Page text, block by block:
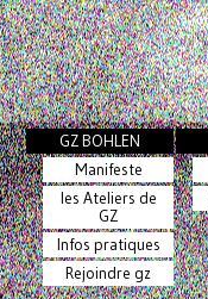
GZ BOHLEN
Manifeste
les Ateliers de
GZ
Infos pratiques
Rejoindre gz